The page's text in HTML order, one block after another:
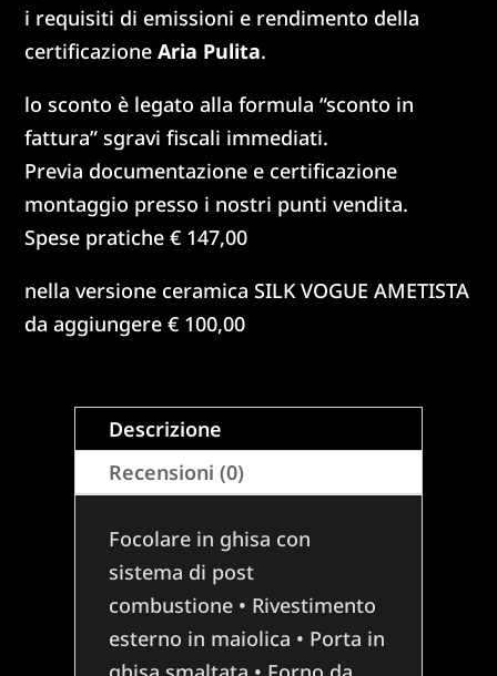
i requisiti di emissioni e rendimento della
certificazioneAria Pulita.
lo sconto è legato alla formula “sconto in
fattura” sgravi fiscali immediati.
Previa documentazione e certificazione
montaggio presso i nostri punti vendita.
Spese pratiche € 147,00
nella versione ceramica SILK VOGUE AMETISTA
da aggiungere € 100,00
Descrizione
Recensioni (0)
Focolare in ghisa con
sistema di post
combustione • Rivestimento
esterno in maiolica • Porta in